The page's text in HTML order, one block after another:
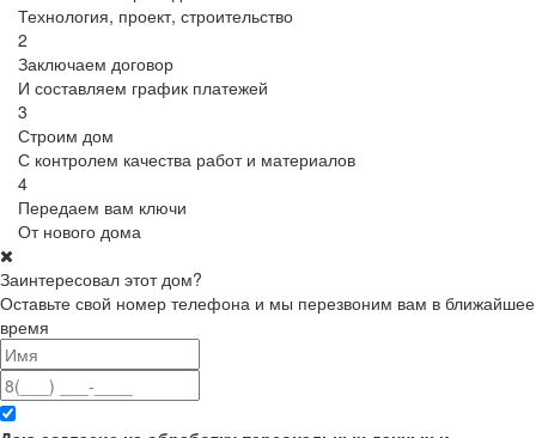
Технология, проект, строительство
2
Заключаем договор
И составляем график платежей
3
Строим дом
С контролем качества работ и материалов
4
Передаем вам ключи
От нового дома
Заинтересовал этот дом?
Оставьте свой номер телефона и мы перезвоним вам в ближайшее
время